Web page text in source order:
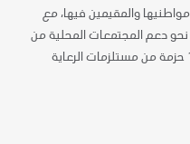
والمقيمين فيها، مع
دعم المجتمعات المحلية من
خلال عدة مبادرات كتوزيع أكثر من 1000 حزمة من مستلزمات الرعاية